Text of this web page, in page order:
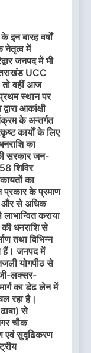
इन बारह वर्षों
नेतृत्व में
जनपद में भी
UCC
तो वहीं आज
स्थान पर
आकांक्षी
के अन्तर्गत
कार्यों के लिए
का
सरकार जन-
शिविर
का
प्रकार के प्रमाण
और से अधिक
कराया
धनराशि से
तथा विभिन्न
हैं। जनपद में
योगपीठ से
लक्सर-
का डेढ लेन में
रहा है।
से
चौक
एवं सुदृढिकरण